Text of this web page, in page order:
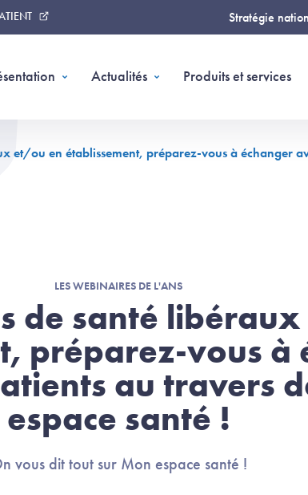
Stratégie
Actualités Produits et services
et/ou en établissement, préparez-vous à échanger
LES WEBINAIRES DE L'ANS
de santé
préparez-vous à
au travers
espace santé !
vous dit tout sur Mon espace santé !